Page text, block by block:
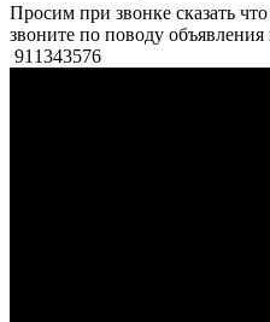
Просим при звонке сказать
звоните по поводу объявления
911343576